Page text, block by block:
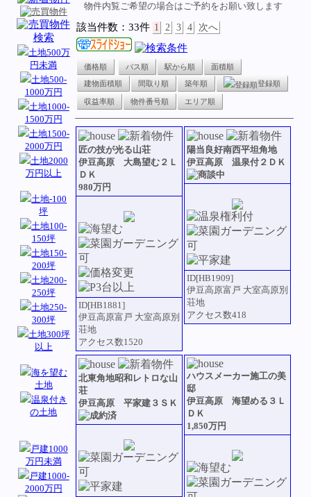
土地500万
円未満
土地500-
1000万円
土地1000-
1500万円
土地1500-
2000万円
土地2000
万円以上
土地-100
坪
土地100-
150坪
土地150-
200坪
土地200-
250坪
土地250-
300坪
土地300坪
以上
海を望む
土地
温泉付き
の土地
戸建1000
万円未満
戸建1000-
2000万円
物件内覧ご希望の場合はご予約をお願い致します
該当件数：33件 1 2 3 4 次へ
価格順 バス順 駅から順
面積順
建物面積順
間取り順 築年順 登録順
収益率順 物件番号順 エリア順
匠の技が光る山荘
伊豆高原 大島望む２Ｌ
ＤＫ
980万円
ID[HB1881]
伊豆高原富戸 大室高原別
荘地
アクセス数1520
陽当良好南西平坦角地
伊豆高原 温泉付２ＤＫ
ID[HB1909]
伊豆高原富戸 大室高原別
荘地
アクセス数418
北東角地昭和レトロな山
荘
伊豆高原 平家建３ＳＫ
ハウスメーカー施工の美
邸
伊豆高原 海望める３Ｌ
ＤＫ
1,850万円